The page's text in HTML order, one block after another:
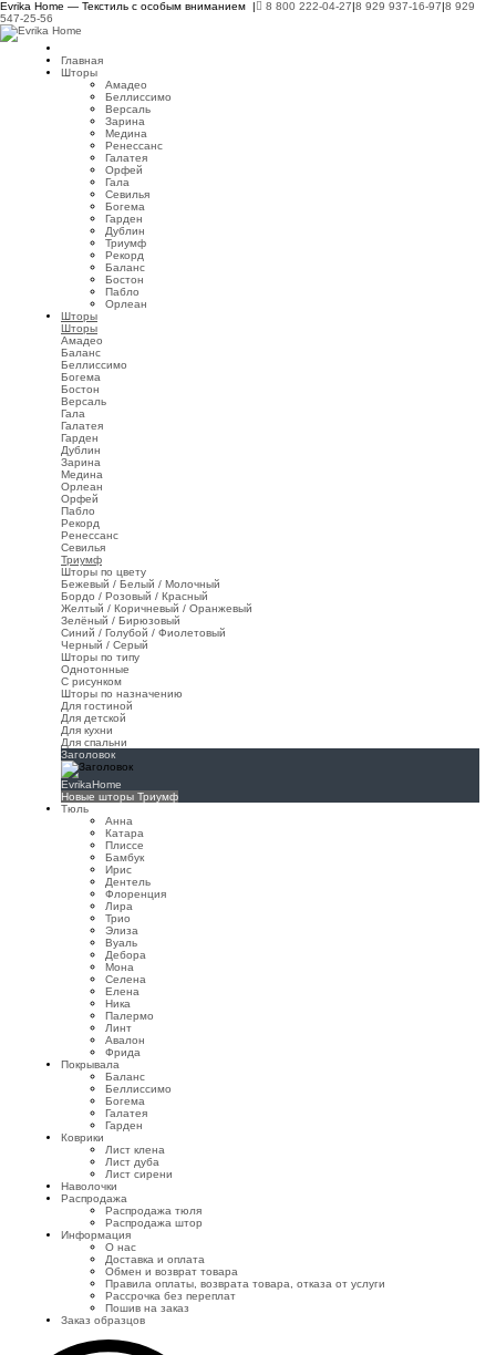
Evrika Home — Текстиль с особым вниманием | 8 800 222-04-27|8 929 937-16-97|8 929
547-25-56
Главная
Шторы
Амадео
Беллиссимо
Версаль
Зарина
Медина
Ренессанс
Галатея
Орфей
Гала
Севилья
Богема
Гарден
Дублин
Триумф
Рекорд
Баланс
Бостон
Пабло
Орлеан
Шторы
Шторы
Амадео
Баланс
Беллиссимо
Богема
Бостон
Версаль
Гала
Галатея
Гарден
Дублин
Зарина
Медина
Орлеан
Орфей
Пабло
Рекорд
Ренессанс
Севилья
Триумф
Шторы по цвету
Бежевый / Белый / Молочный
Бордо / Розовый / Красный
Желтый / Коричневый / Оранжевый
Зелёный / Бирюзовый
Синий / Голубой / Фиолетовый
Черный / Серый
Шторы по типу
Однотонные
С рисунком
Шторы по назначению
Для гостиной
Для детской
Для кухни
Для спальни
Заголовок
EvrikaHome
Новые шторы Триумф
Тюль
Анна
Катара
Плиссе
Бамбук
Ирис
Дентель
Флоренция
Лира
Трио
Элиза
Вуаль
Дебора
Мона
Селена
Елена
Ника
Палермо
Линт
Авалон
Фрида
Покрывала
Баланс
Беллиссимо
Богема
Галатея
Гарден
Коврики
Лист клена
Лист дуба
Лист сирени
Наволочки
Распродажа
Распродажа тюля
Распродажа штор
Информация
О нас
Доставка и оплата
Обмен и возврат товара
Правила оплаты, возврата товара, отказа от услуги
Рассрочка без переплат
Пошив на заказ
Заказ образцов